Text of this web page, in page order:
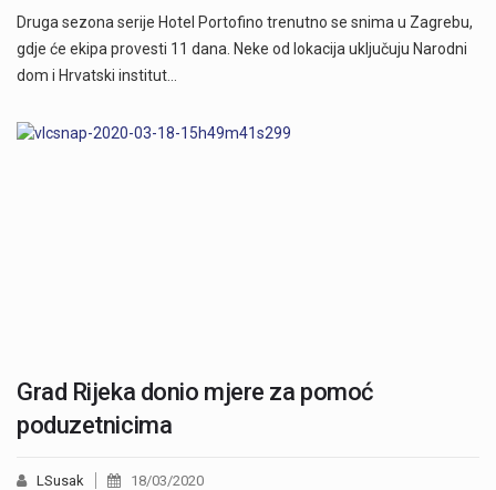
Druga sezona serije Hotel Portofino trenutno se snima u Zagrebu,
gdje će ekipa provesti 11 dana. Neke od lokacija uključuju Narodni
dom i Hrvatski institut…
Grad Rijeka donio mjere za pomoć
poduzetnicima
LSusak 18/03/2020